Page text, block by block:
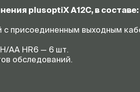
plusoptiX A12C, в составе:
присоединенным выходным
AA HR6 — 6 шт.
обследований.